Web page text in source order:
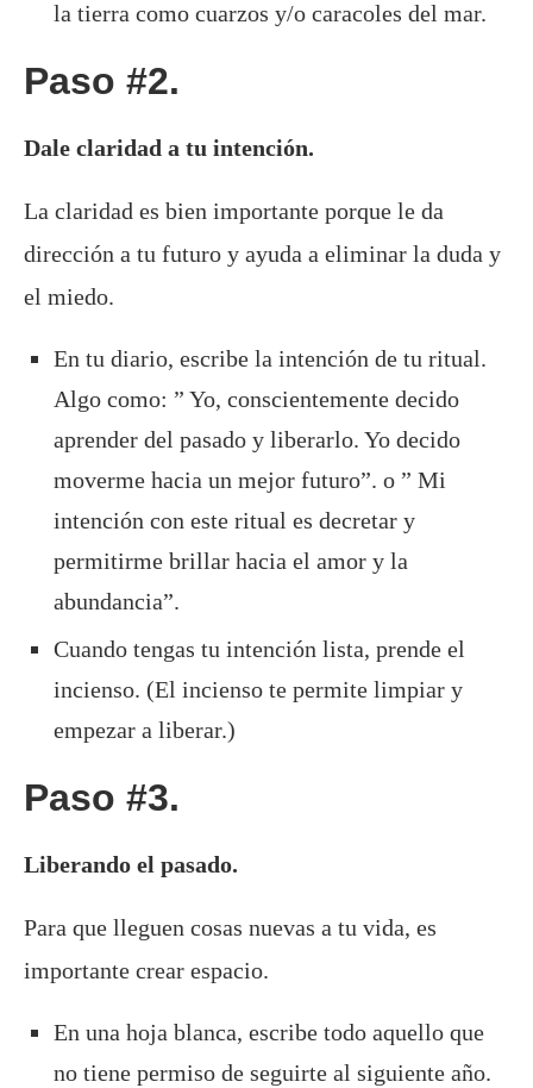
la tierra como cuarzos y/o caracoles del mar.
Paso #2.
Dale claridad a tu intención.
La claridad es bien importante porque le da
dirección a tu futuro y ayuda a eliminar la duda y
el miedo.
En tu diario, escribe la intención de tu ritual.
Algo como: ” Yo, conscientemente decido
aprender del pasado y liberarlo. Yo decido
moverme hacia un mejor futuro”. o ” Mi
intención con este ritual es decretar y
permitirme brillar hacia el amor y la
abundancia”.
Cuando tengas tu intención lista, prende el
incienso. (El incienso te permite limpiar y
empezar a liberar.)
Paso #3.
Liberando el pasado.
Para que lleguen cosas nuevas a tu vida, es
importante crear espacio.
En una hoja blanca, escribe todo aquello que
no tiene permiso de seguirte al siguiente año.